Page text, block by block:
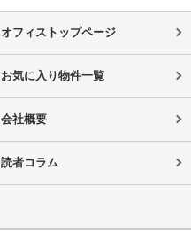
オフィストップページ
お気に入り物件一覧
会社概要
読者コラム